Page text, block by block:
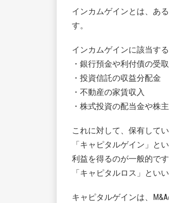
インカムゲインとは、あ
す。
インカムゲインに該当す
・銀行預金や利付債の受
・投資信託の収益分配金
・不動産の家賃収入
・株式投資の配当金や株
これに対して、保有して
「キャピタルゲイン」と
利益を得るのが一般的で
「キャピタルロス」とい
キャピタルゲインは、